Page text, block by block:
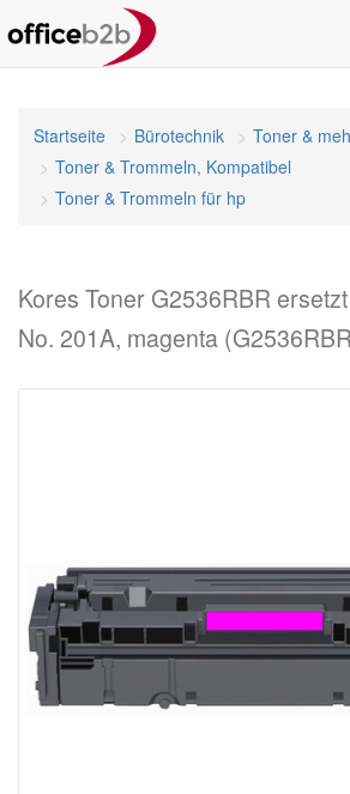
Startseite Bürotechnik
Toner &
Toner & Trommeln, Kompatibel
Toner & Trommeln für hp
Kores Toner G2536RBR
No. 201A, magenta